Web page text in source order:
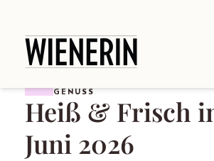
GENUSS
Heiß & Frisch
Juni 2026